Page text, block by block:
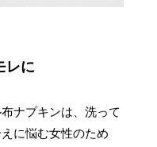
レに
ナプキンは、洗って
に悩む女性のため